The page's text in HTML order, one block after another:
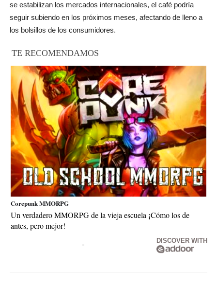
se estabilizan los mercados internacionales, el café podría
seguir subiendo en los próximos meses, afectando de lleno a
los bolsillos de los consumidores.
TE RECOMENDAMOS
Corepunk MMORPG
Un verdadero MMORPG de la vieja escuela ¡Cómo los de
antes, pero mejor!
DISCOVER WITH